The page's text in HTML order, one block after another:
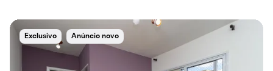
Exclusivo Anúncio novo